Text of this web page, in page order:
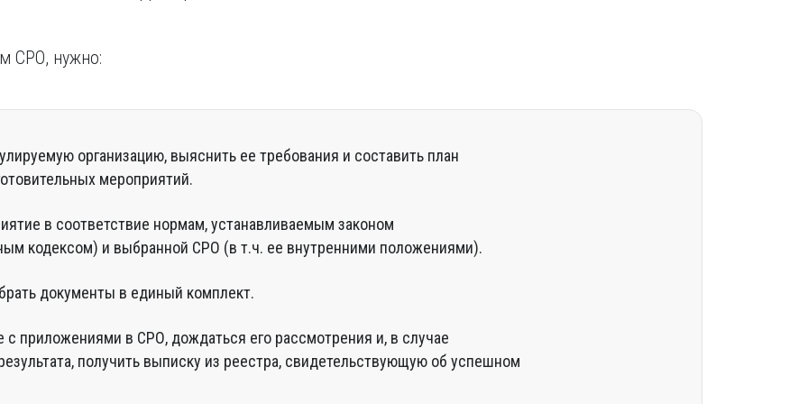
СРО, нужно:
организацию, выяснить ее требования и составить план
мероприятий.
в соответствие нормам, устанавливаемым законом
кодексом) и выбранной СРО (в т.ч. ее внутренними положениями).
документы в единый комплект.
с приложениями в СРО, дождаться его рассмотрения и, в случае
получить выписку из реестра, свидетельствующую об успешном